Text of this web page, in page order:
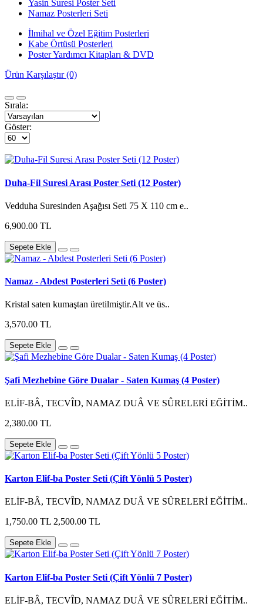
Yasin Suresi Poster Seti
Namaz Posterleri Seti
İlmihal ve Özel Eğitim Posterleri
Kabe Örtüsü Posterleri
Poster Yardımcı Kitapları & DVD
Ürün Karşılaştır (0)
Sırala:
Göster:
Duha-Fil Suresi Arası Poster Seti (12 Poster)
Vedduha Suresinden Aşağısı Seti 75 X 110 cm e..
6,900.00 TL
Sepete Ekle
Namaz - Abdest Posterleri Seti (6 Poster)
Kristal saten kumaştan üretilmiştir.Alt ve üs..
3,570.00 TL
Sepete Ekle
Şafi Mezhebine Göre Dualar - Saten Kumaş (4 Poster)
ELİF-BÂ, TECVÎD, NAMAZ DUÂ VE SÛRELERİ EĞİTİM..
2,380.00 TL
Sepete Ekle
Karton Elif-ba Poster Seti (Çift Yönlü 5 Poster)
ELİF-BÂ, TECVÎD, NAMAZ DUÂ VE SÛRELERİ EĞİTİM..
1,750.00 TL 2,500.00 TL
Sepete Ekle
Karton Elif-ba Poster Seti (Çift Yönlü 7 Poster)
ELİF-BÂ, TECVÎD, NAMAZ DUÂ VE SÛRELERİ EĞİTİM..